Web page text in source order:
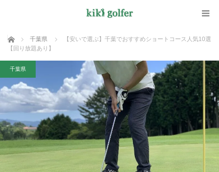
ホーム 千葉県
【安いで選ぶ】千葉でおすすめショートコース人気10選
【回り放題あり】
千葉県